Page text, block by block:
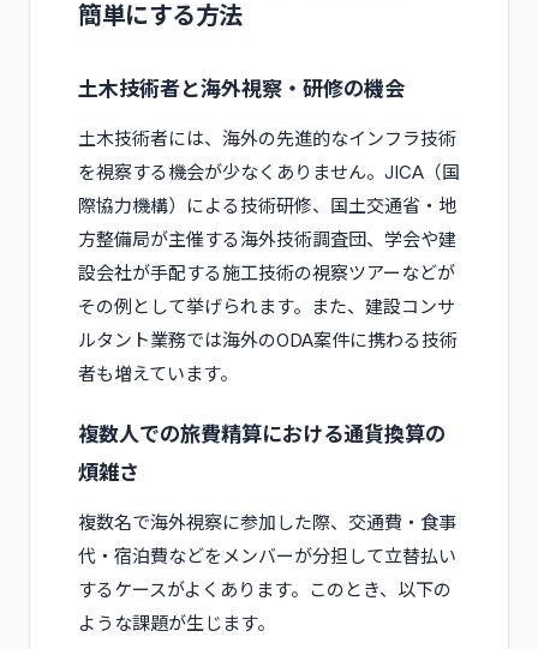
簡単にする方法
土木技術者と海外視察・研修の機会
土木技術者には、海外の先進的なインフラ技術
を視察する機会が少なくありません。JICA（国
際協力機構）による技術研修、国土交通省・地
方整備局が主催する海外技術調査団、学会や建
設会社が手配する施工技術の視察ツアーなどが
その例として挙げられます。また、建設コンサ
ルタント業務では海外のODA案件に携わる技術
者も増えています。
複数人での旅費精算における通貨換算の
煩雑さ
複数名で海外視察に参加した際、交通費・食事
代・宿泊費などをメンバーが分担して立替払い
するケースがよくあります。このとき、以下の
ような課題が生じます。